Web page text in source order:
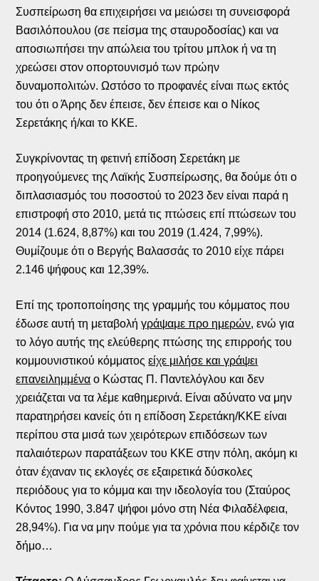
Συσπείρωση θα επιχειρήσει να μειώσει τη συνεισφορά
Βασιλόπουλου (σε πείσμα της σταυροδοσίας) και να
αποσιωπήσει την απώλεια του τρίτου μπλοκ ή να τη
χρεώσει στον οπορτουνισμό των πρώην
δυναμοπολιτών. Ωστόσο το προφανές είναι πως εκτός
του ότι ο Άρης δεν έπεισε, δεν έπεισε και ο Νίκος
Σερετάκης ή/και το ΚΚΕ.
Συγκρίνοντας τη φετινή επίδοση Σερετάκη με
προηγούμενες της Λαϊκής Συσπείρωσης, θα δούμε ότι ο
διπλασιασμός του ποσοστού το 2023 δεν είναι παρά η
επιστροφή στο 2010, μετά τις πτώσεις επί πτώσεων του
2014 (1.624, 8,87%) και του 2019 (1.424, 7,99%).
Θυμίζουμε ότι ο Βεργής Βαλασσάς το 2010 είχε πάρει
2.146 ψήφους και 12,39%.
Επί της τροποποίησης της γραμμής του κόμματος που
έδωσε αυτή τη μεταβολήγράψαμε προ ημερών, ενώ για
το λόγο αυτής της ελεύθερης πτώσης της επιρροής του
κομμουνιστικού κόμματοςείχε μιλήσε και γράψει
επανειλημμένα ο Κώστας Π. Παντελόγλου και δεν
χρειάζεται να τα λέμε καθημερινά. Είναι αδύνατο να μην
παρατηρήσει κανείς ότι η επίδοση Σερετάκη/ΚΚΕ είναι
περίπου στα μισά των χειρότερων επιδόσεων των
παλαιότερων παρατάξεων του ΚΚΕ στην πόλη, ακόμη κι
όταν έχαναν τις εκλογές σε εξαιρετικά δύσκολες
περιόδους για το κόμμα και την ιδεολογία του (Σταύρος
Κόντος 1990, 3.847 ψήφοι μόνο στη Νέα Φιλαδέλφεια,
28,94%). Για να μην πούμε για τα χρόνια που κέρδιζε τον
δήμο…